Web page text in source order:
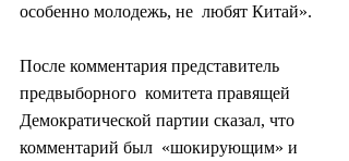
особенно молодежь, не  любят Китай».
После комментария представитель
предвыборного  комитета правящей
Демократической партии сказал, что
комментарий был  «шокирующим» и